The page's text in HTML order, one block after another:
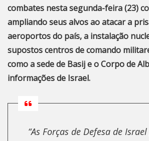
combates nesta segunda-feira (23)
ampliando seus alvos ao atacar a
aeroportos do país, a instalação
supostos centros de comando
como a sede de Basij e o Corpo de
informações de Israel.
“As Forças de Defesa de